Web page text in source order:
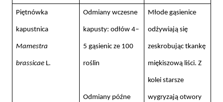
Piętnówka
kapustnica
Mamestra
brassicae L.
Odmiany wczesne
kapusty: odłów 4–
5 gąsienic ze 100
roślin
Odmiany późne
Młode gąsienice
odżywiają się
zeskrobując tkankę
miękiszową liści. Z
kolei starsze
wygryzają otwory